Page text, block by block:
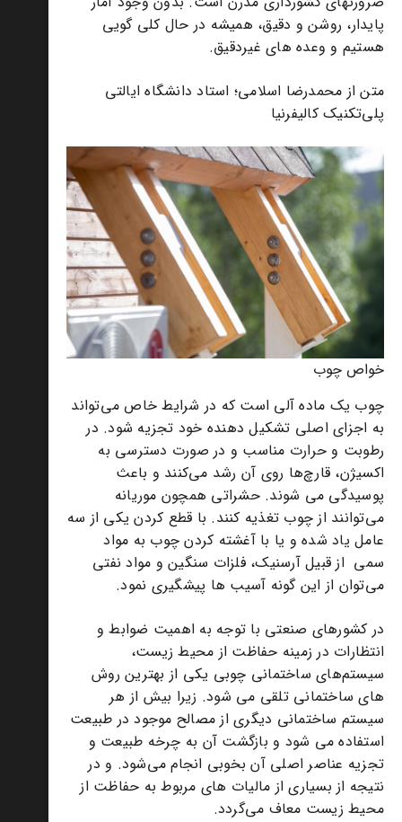
پایدار، روشن و دقیق، همیشه در حال کلی گویی
هستیم و وعده های غیردقیق.
متن از محمدرضا اسلامی؛ استاد دانشگاه ایالتی
پلی‌تکنیک کالیفرنیا
خواص چوب
چوب یک ماده آلی است که در شرایط خاص می‌تواند
به اجزای اصلی تشکیل دهنده خود تجزیه شود. در
رطوبت و حرارت مناسب و در صورت دسترسی به
اکسیژن، قارچ‌ها روی آن رشد می‌کنند و باعث
پوسیدگی می شوند. حشراتی همچون موریانه
می‌توانند از چوب تغذیه کنند. با قطع کردن یکی از سه
عامل یاد شده و یا با آغشته کردن چوب به مواد
سمی از قبیل آرسنیک، فلزات سنگین و مواد نفتی
می‌توان از این گونه آسیب ها پیشگیری نمود.
در کشورهای صنعتی با توجه به اهمیت ضوابط و
انتظارات در زمینه حفاظت از محیط زیست،
سیستم‌های ساختمانی چوبی یکی از بهترین روش
های ساختمانی تلقی می شود. زیرا بیش از هر
سیستم ساختمانی دیگری از مصالح موجود در طبیعت
استفاده می شود و بازگشت آن به چرخه طبیعت و
تجزیه عناصر اصلی آن بخوبی انجام می‌شود. و در
نتیجه از بسیاری از مالیات های مربوط به حفاظت از
محیط زیست معاف می‌گردد.